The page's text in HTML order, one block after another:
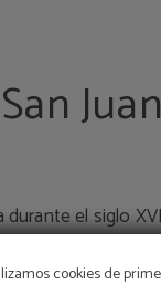
cookies de
Juan
el siglo
católico